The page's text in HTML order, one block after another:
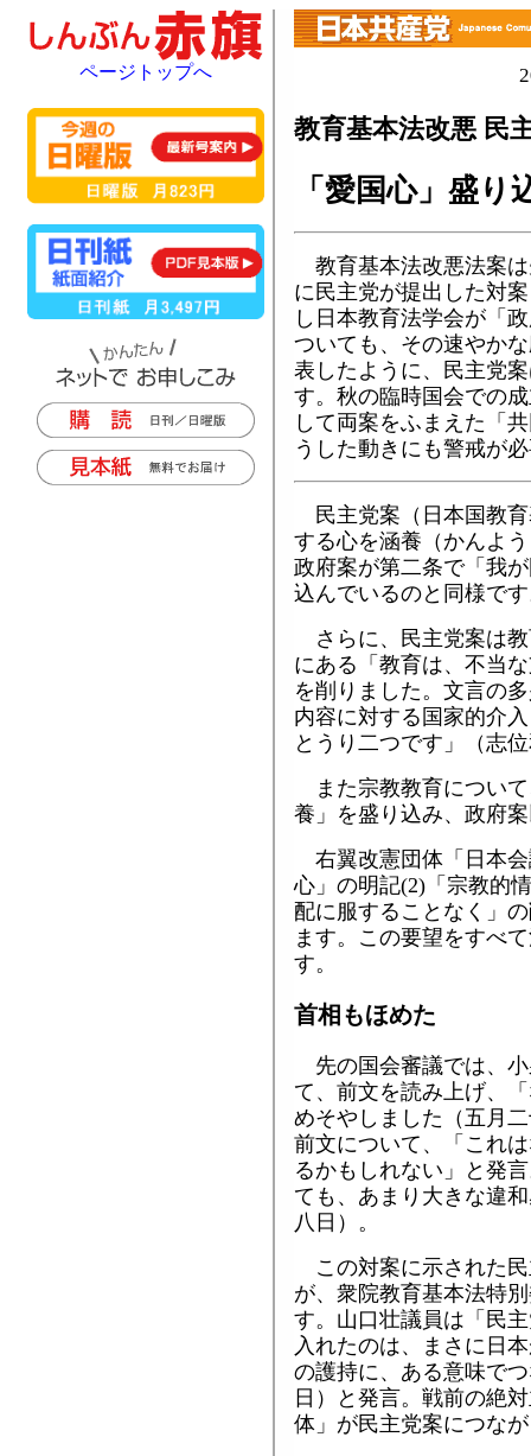
教育基本法改悪 民
「愛国心」盛
教育基本法改悪法案
に民主党が提出した対
し日本教育法学会が「
ついても、その速やか
表したように、民主党
す。秋の臨時国会での
して両案をふまえた「
うした動きにも警戒が
民主党案（日本国教
する心を涵養（かんよ
政府案が第二条で「我
込んでいるのと同様で
さらに、民主党案は
にある「教育は、不当
を削りました。文言の
内容に対する国家的介
とうり二つです」（志
また宗教教育につい
養」を盛り込み、政府
右翼改憲団体「日本
心」の明記(2)「宗教的
配に服することなく」
ます。この要望をすべ
す。
首相もほめた
先の国会審議では、
て、前文を読み上げ、
めそやしました（五月
前文について、「これ
るかもしれない」と発
ても、あまり大きな違
八日）。
この対案に示された
が、衆院教育基本法特
す。山口壮議員は「民
入れたのは、まさに日
の護持に、ある意味で
日）と発言。戦前の絶
体」が民主党案につな
ページトップへ